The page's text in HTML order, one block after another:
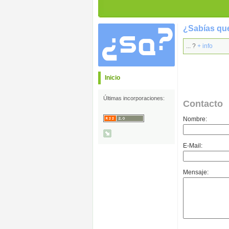
Inicio
Últimas incorporaciones:
¿Sabías
... ? + info
Contacto
Nombre:
E-Mail:
Mensaje: